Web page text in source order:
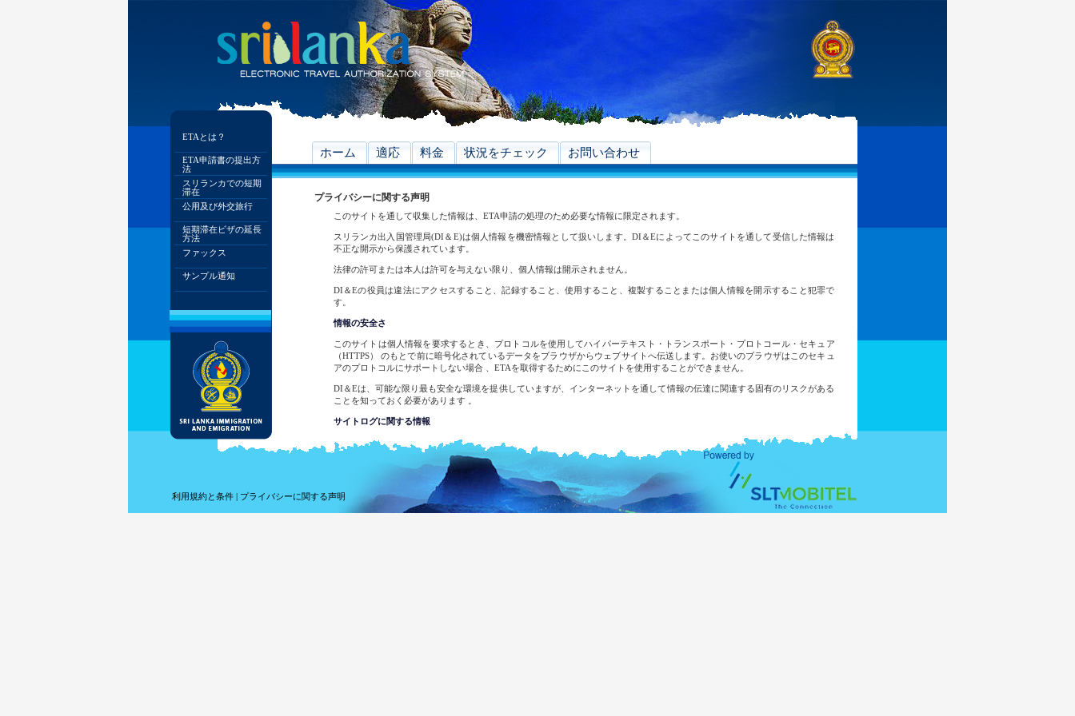
ETAとは？
ETA申請書の提出方
法
スリランカでの短期
滞在
公用及び外交旅行
短期滞在ビザの延長
方法
ファックス
サンプル通知
ホーム 適応 料金 状況をチェック お問い合わせ
プライバシーに関する声明
このサイトを通して収集した情報は、ETA申請の処理のため必要な情報に限定されます。
スリランカ出入国管理局(DI＆E)は個人情報を機密情報として扱いします。DI＆Eによってこのサイトを通して受信した情報は
不正な開示から保護されています。
法律の許可または本人は許可を与えない限り、個人情報は開示されません。
DI＆Eの役員は違法にアクセスすること、記録すること、使用すること、複製することまたは個人情報を開示すること犯罪で
す。
情報の安全さ
このサイトは個人情報を要求するとき、プロトコルを使用してハイパーテキスト・トランスポート・プロトコール・セキュア
（HTTPS） のもとで前に暗号化されているデータをブラウザからウェブサイトへ伝送します。お使いのブラウザはこのセキュ
アのプロトコルにサポートしない場合 、ETAを取得するためにこのサイトを使用することができません。
DI＆Eは、可能な限り最も安全な環境を提供していますが、インターネットを通して情報の伝達に関連する固有のリスクがある
ことを知っておく必要があります 。
サイトログに関する情報
このサイトに統計上の目的のためにあなたのログに関する情報が記録される可能性があります。あなたがこのサイトにアクセス
した場合、下記の情報が記録されることがあります 。
あなたのトップレベルのドメイン名
あなたのサーバアドレス
サイトへの訪問の日付と時刻
利用規約と条件 | プライバシーに関する声明